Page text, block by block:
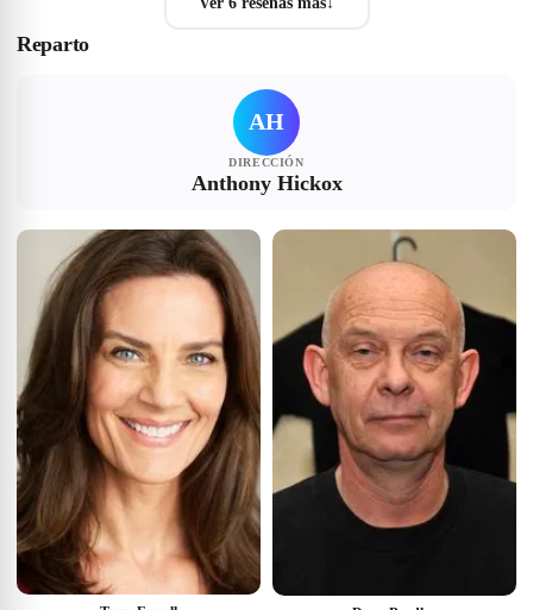
Reparto
AH
DIRECCIÓN
Anthony Hickox